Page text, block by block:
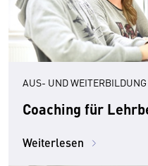
AUS- UND
Coaching für
Weiterlesen